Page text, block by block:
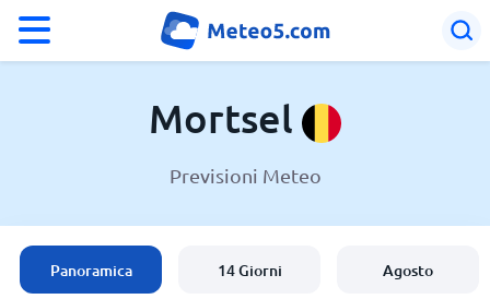
Belgio
Mortsel
Previsioni Meteo
Panoramica 14 Giorni Agosto